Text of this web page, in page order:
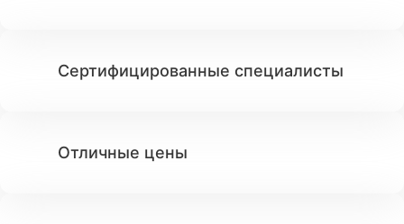
Сертифицированные специалисты
Отличные цены